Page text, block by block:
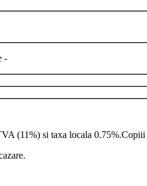
-
(11%) si taxa locala 0.75%.Copiii